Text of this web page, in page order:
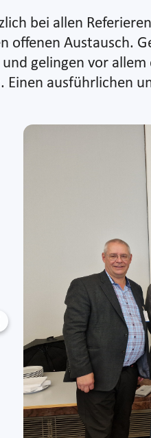
bei allen
offenen Austausch.
gelingen vor
ausführlichen